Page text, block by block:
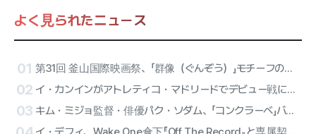
よく見られたニュース
01 第31回 釜山国際映画祭、「群像（ぐんぞう）」モチーフの公式ポスターを電撃公開
02 イ・カンインがアトレティコ・マドリードでデビュー戦に出陣！ATEEZのサンが始球式、リセーヌのハーフタイム公演が確定
03 キム・ミジョ監督・俳優パク・ソダム、「コンクラーベ」バリアフリーバージョンに合流